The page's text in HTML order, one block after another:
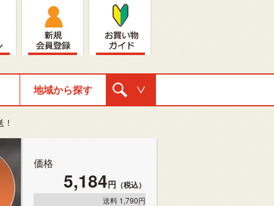
地域から探す
価格
5,184円 （税込）
送料 1,790円